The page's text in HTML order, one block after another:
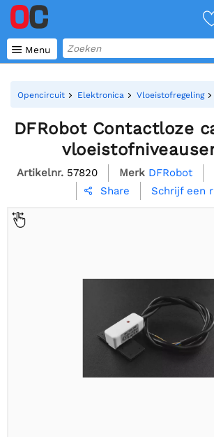
 Menu
Opencircuit Elektronica Vloeistofregeling
DFRobot Contactloze
Artikelnr. 57820 Merk DFRobot
 Share Schrijf een